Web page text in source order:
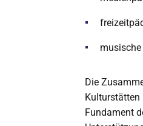
Die
Kulturstätten
Fundament